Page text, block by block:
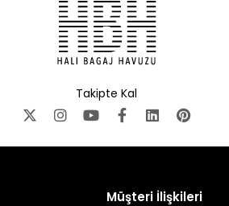
Takipte Kal
Müşteri İlişkileri